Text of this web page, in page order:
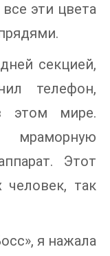
эти цвета
секцией,
телефон,
этом мире.
Этот
так
я нажала